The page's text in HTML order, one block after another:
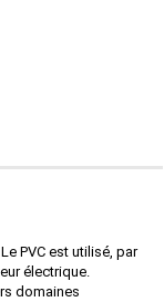
PVC est utilisé, par
électrique.
domaines